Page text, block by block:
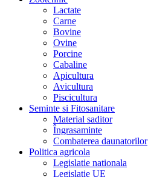
Lactate
Carne
Bovine
Ovine
Porcine
Cabaline
Apicultura
Avicultura
Piscicultura
Seminte si Fitosanitare
Material saditor
Îngrasaminte
Combaterea daunatorilor
Politica agricola
Legislatie nationala
Legislatie UE